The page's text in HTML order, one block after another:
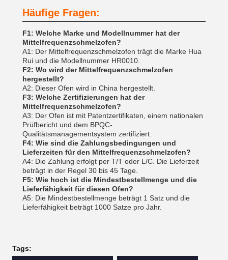
Häufige Fragen:
F1: Welche Marke und Modellnummer hat der
Mittelfrequenzschmelzofen?
A1: Der Mittelfrequenzschmelzofen trägt die Marke Hua
Rui und die Modellnummer HR0010.
F2: Wo wird der Mittelfrequenzschmelzofen
hergestellt?
A2: Dieser Ofen wird in China hergestellt.
F3: Welche Zertifizierungen hat der
Mittelfrequenzschmelzofen?
A3: Der Ofen ist mit Patentzertifikaten, einem nationalen
Prüfbericht und dem BPQC-
Qualitätsmanagementsystem zertifiziert.
F4: Wie sind die Zahlungsbedingungen und
Lieferzeiten für den Mittelfrequenzschmelzofen?
A4: Die Zahlung erfolgt per T/T oder L/C. Die Lieferzeit
beträgt in der Regel 30 bis 45 Tage.
F5: Wie hoch ist die Mindestbestellmenge und die
Lieferfähigkeit für diesen Ofen?
A5: Die Mindestbestellmenge beträgt 1 Satz und die
Lieferfähigkeit beträgt 1000 Satze pro Jahr.
Tags: